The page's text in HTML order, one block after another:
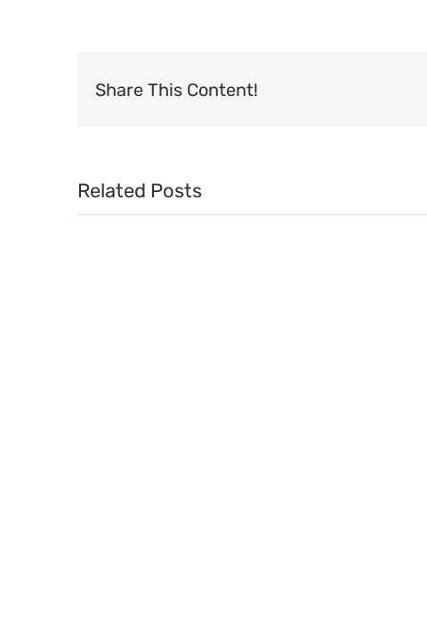
Share This Content!
Related Posts